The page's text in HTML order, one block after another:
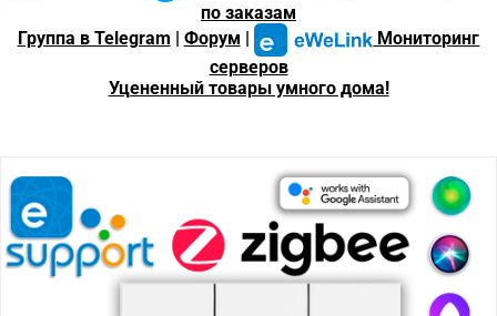
по заказам
Группа в Telegram
Форум
Мониторинг
серверов
Уцененный товары умного дома!